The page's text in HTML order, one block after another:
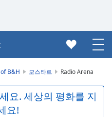
B&H 모스타르 Radio Arena
요. 세상의 평화를 지
요!